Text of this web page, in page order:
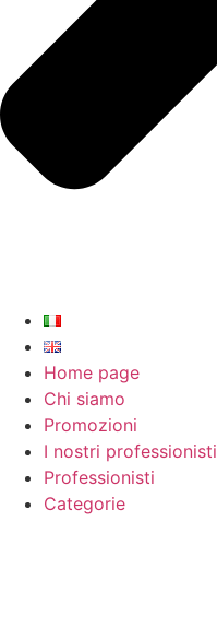
Home page
Chi siamo
Promozioni
I nostri professionisti
Professionisti
Categorie